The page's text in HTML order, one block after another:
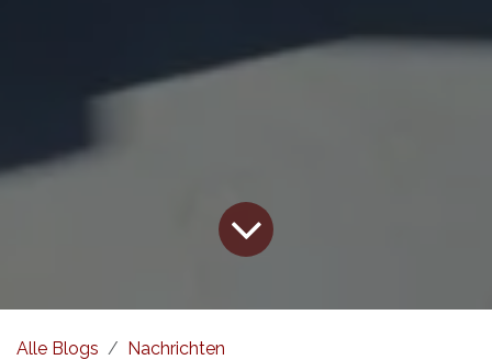
Alle Blogs
Nachrichten